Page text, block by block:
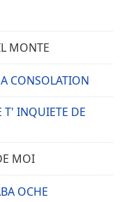
MONTE
CONSOLATION
T' INQUIETE DE
MOI
OCHE